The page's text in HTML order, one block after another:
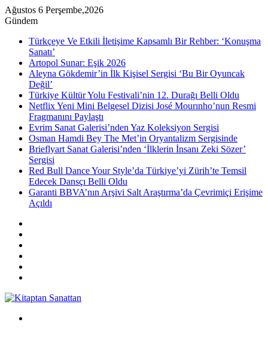
Ağustos 6 Perşembe,2026
Gündem
Türkçeye Ve Etkili İletişime Kapsamlı Bir Rehber: ‘Konuşma
Sanatı’
Artopol Sunar: Eşik 2026
Aleyna Gökdemir’in İlk Kişisel Sergisi ‘Bu Bir Oyuncak
Değil’
Türkiye Kültür Yolu Festivali’nin 12. Durağı Belli Oldu
Netflix Yeni Mini Belgesel Dizisi José Mourınho’nun Resmi
Fragmanını Paylaştı
Evrim Sanat Galerisi’nden Yaz Koleksiyon Sergisi
Osman Hamdi Bey The Met’in Oryantalizm Sergisinde
Brieflyart Sanat Galerisi’nden ‘İlklerin İnsanı Zeki Sözer’
Sergisi
Red Bull Dance Your Style’da Türkiye’yi Zürih’te Temsil
Edecek Dansçı Belli Oldu
Garanti BBVA’nın Arşivi Salt Araştırma’da Çevrimiçi Erişime
Açıldı